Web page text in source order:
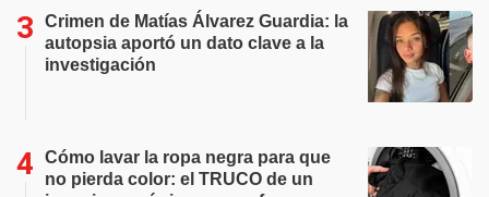
Crimen de Matías Álvarez Guardia: la
autopsia aportó un dato clave a la
investigación
Cómo lavar la ropa negra para que
no pierda color: el TRUCO de un